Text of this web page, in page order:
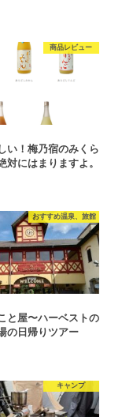
商品レビュー
い！梅乃宿のみくら
対にはまりますよ。
おすすめ温泉、旅館
と屋〜ハーベストの
の日帰りツアー
キャンプ